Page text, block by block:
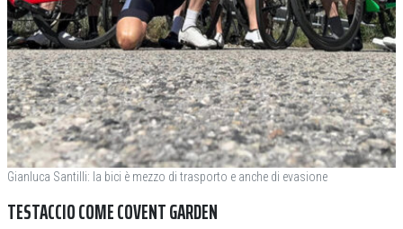
Gianluca Santilli: la bici è mezzo di trasporto e anche di evasione
TESTACCIO COME COVENT GARDEN